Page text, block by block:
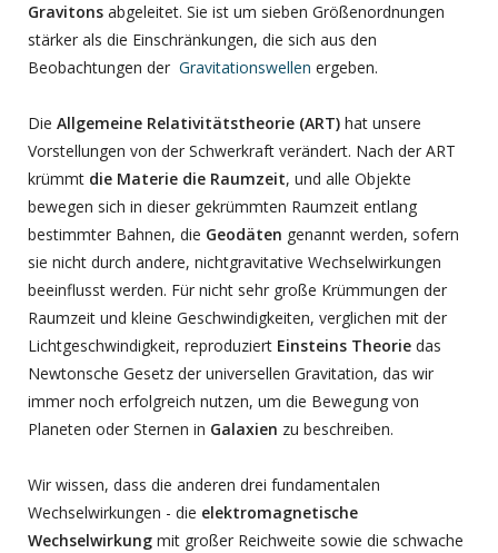
Gravitons abgeleitet. Sie ist um sieben Größenordnungen
stärker als die Einschränkungen, die sich aus den
Beobachtungen der Gravitationswellen ergeben.
Die Allgemeine Relativitätstheorie (ART) hat unsere
Vorstellungen von der Schwerkraft verändert. Nach der ART
krümmt die Materie die Raumzeit, und alle Objekte
bewegen sich in dieser gekrümmten Raumzeit entlang
bestimmter Bahnen, die Geodäten genannt werden, sofern
sie nicht durch andere, nichtgravitative Wechselwirkungen
beeinflusst werden. Für nicht sehr große Krümmungen der
Raumzeit und kleine Geschwindigkeiten, verglichen mit der
Lichtgeschwindigkeit, reproduziert Einsteins Theorie das
Newtonsche Gesetz der universellen Gravitation, das wir
immer noch erfolgreich nutzen, um die Bewegung von
Planeten oder Sternen in Galaxien zu beschreiben.
Wir wissen, dass die anderen drei fundamentalen
Wechselwirkungen - die elektromagnetische
Wechselwirkung mit großer Reichweite sowie die schwache